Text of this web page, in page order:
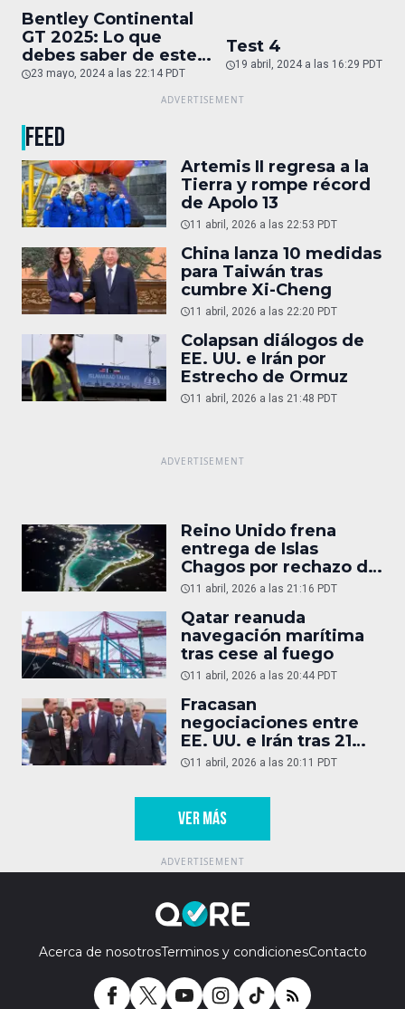
Bentley Continental
GT 2025: Lo que
debes saber de este
auto de superlujo
23 mayo, 2024 a las 22:14 PDT
Test 4
19 abril, 2024 a las 16:29 PDT
FEED
Artemis II regresa a la
Tierra y rompe récord
de Apolo 13
11 abril, 2026 a las 22:53 PDT
China lanza 10 medidas
para Taiwán tras
cumbre Xi-Cheng
11 abril, 2026 a las 22:20 PDT
Colapsan diálogos de
EE. UU. e Irán por
Estrecho de Ormuz
11 abril, 2026 a las 21:48 PDT
Reino Unido frena
entrega de Islas
Chagos por rechazo de
Trump
11 abril, 2026 a las 21:16 PDT
Qatar reanuda
navegación marítima
tras cese al fuego
11 abril, 2026 a las 20:44 PDT
Fracasan
negociaciones entre
EE. UU. e Irán tras 21
horas
11 abril, 2026 a las 20:11 PDT
VER MÁS
Acerca de nosotrosTerminos y condicionesContacto